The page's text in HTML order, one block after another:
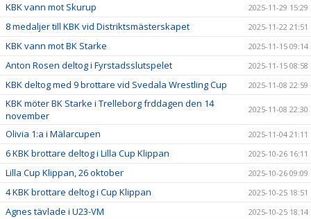
KBK vann mot Skurup 2025-11-29 15:29
8 medaljer till KBK vid Distriktsmästerskapet 2025-11-22 21:51
KBK vann mot BK Starke 2025-11-15 09:14
Anton Rosen deltog i Fyrstadsslutspelet 2025-11-15 08:58
KBK deltog med 9 brottare vid Svedala Wrestling Cup 2025-11-08 22:59
KBK möter BK Starke i Trelleborg frddagen den 14
november
2025-11-08 22:30
Olivia 1:a i Mälarcupen 2025-11-04 21:11
6 KBK brottare deltog i Lilla Cup Klippan 2025-10-26 16:11
Lilla Cup Klippan, 26 oktober 2025-10-26 09:09
4 KBK brottare deltog i Cup Klippan 2025-10-25 18:51
Agnes tävlade i U23-VM 2025-10-25 18:14